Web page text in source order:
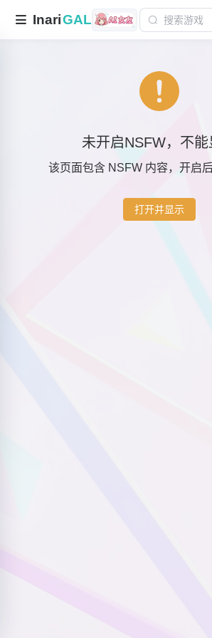
InariGAL
未开启NSFW，不能
该页面包含 NSFW 内容，开启
打开并显示